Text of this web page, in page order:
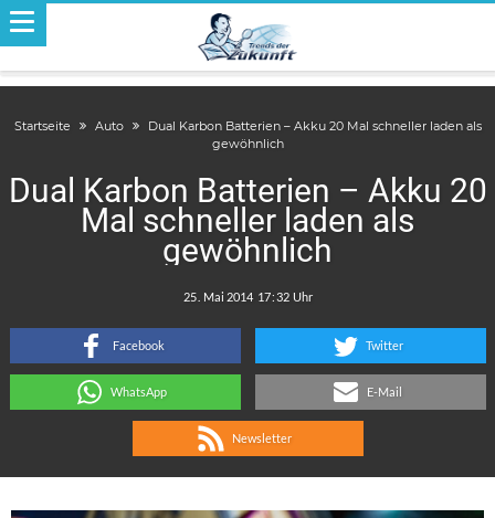
Startseite Auto
Dual Karbon Batterien – Akku 20 Mal schneller laden als
gewöhnlich
Dual Karbon Batterien – Akku 20
Mal schneller laden als
gewöhnlich
:
Facebook Twitter
WhatsApp E-Mail
Newsletter